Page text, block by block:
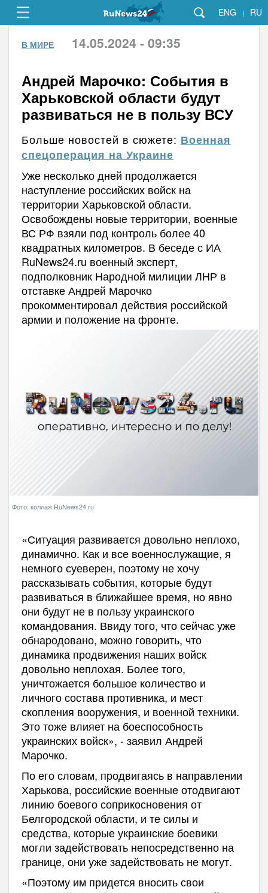
ENG | RU
В МИРЕ 14.05.2024 - 09:35
Андрей Марочко: События в
Харьковской области будут
развиваться не в пользу ВСУ
Больше новостей в сюжете: Военная
спецоперация на Украине
Уже несколько дней продолжается
наступление российских войск на
территории Харьковской области.
Освобождены новые территории, военные
ВС РФ взяли под контроль более 40
квадратных километров. В беседе с ИА
RuNews24.ru военный эксперт,
подполковник Народной милиции ЛНР в
отставке Андрей Марочко
прокомментировал действия российской
армии и положение на фронте.
Фото: коллаж RuNews24.ru
«Ситуация развивается довольно неплохо,
динамично. Как и все военнослужащие, я
немного суеверен, поэтому не хочу
рассказывать события, которые будут
развиваться в ближайшее время, но явно
они будут не в пользу украинского
командования. Ввиду того, что сейчас уже
обнародовано, можно говорить, что
динамика продвижения наших войск
довольно неплохая. Более того,
уничтожается большое количество и
личного состава противника, и мест
скопления вооружения, и военной техники.
Это тоже влияет на боеспособность
украинских войск», - заявил Андрей
Марочко.
По его словам, продвигаясь в направлении
Харькова, российские военные отодвигают
линию боевого соприкосновения от
Белгородской области, и те силы и
средства, которые украинские боевики
могли задействовать непосредственно на
границе, они уже задействовать не могут.
«Поэтому им придется вносить свои